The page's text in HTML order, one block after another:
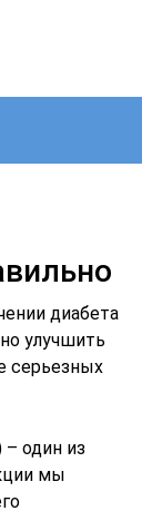
диабета
улучшить
серьезных
один из
мы